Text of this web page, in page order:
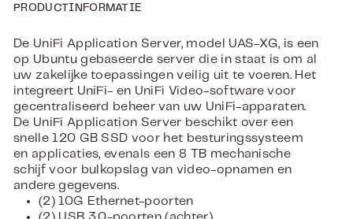
PRODUCTINFORMATIE
De UniFi Application Server, model UAS-XG, is een
op Ubuntu gebaseerde server die in staat is om al
uw zakelijke toepassingen veilig uit te voeren. Het
integreert UniFi- en UniFi Video-software voor
gecentraliseerd beheer van uw UniFi-apparaten.
De UniFi Application Server beschikt over een
snelle 120 GB SSD voor het besturingssysteem
en applicaties, evenals een 8 TB mechanische
schijf voor bulkopslag van video-opnamen en
andere gegevens.
(2) 10G Ethernet-poorten